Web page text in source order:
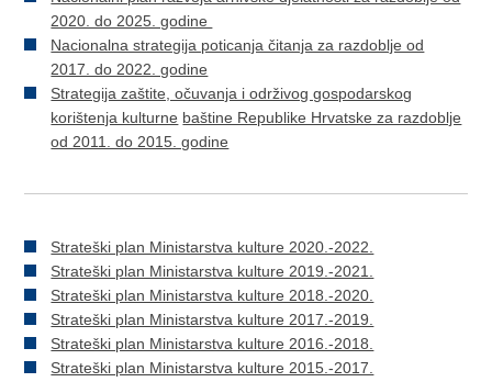
2020. do 2025. godine
Nacionalna strategija poticanja čitanja za razdoblje od
2017. do 2022. godine
Strategija zaštite, očuvanja i održivog gospodarskog
korištenja kulturne baštine Republike Hrvatske za razdoblje
od 2011. do 2015. godine
Strateški plan Ministarstva kulture 2020.-2022.
Strateški plan Ministarstva kulture 2019.-2021.
Strateški plan Ministarstva kulture 2018.-2020.
Strateški plan Ministarstva kulture 2017.-2019.
Strateški plan Ministarstva kulture 2016.-2018.
Strateški plan Ministarstva kulture 2015.-2017.